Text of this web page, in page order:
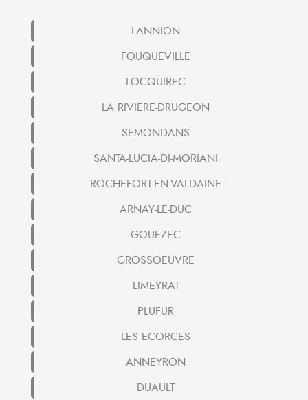
LANNION
FOUQUEVILLE
LOCQUIREC
LA RIVIERE-DRUGEON
SEMONDANS
SANTA-LUCIA-DI-MORIANI
ROCHEFORT-EN-VALDAINE
ARNAY-LE-DUC
GOUEZEC
GROSSOEUVRE
LIMEYRAT
PLUFUR
LES ECORCES
ANNEYRON
DUAULT